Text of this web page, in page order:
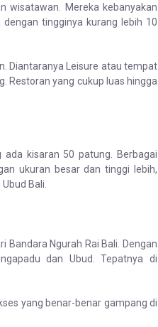
wisatawan. Mereka kebanyakan
tingginya kurang lebih 10
Diantaranya Leisure atau tempat
Restoran yang cukup luas hingga
kisaran 50 patung. Berbagai
ukuran besar dan tinggi lebih,
Bali.
Ngurah Rai Bali. Dengan
dan Ubud. Tepatnya di
yang benar-benar gampang di